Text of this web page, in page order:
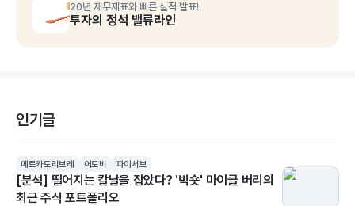
20년 재무제표와 빠른 실적 발표!
투자의 정석 밸류라인
인기글
메르카도리브레 어도비 파이서브
[분석] 떨어지는 칼날을 잡았다? '빅숏' 마이클 버리의
최근 주식 포트폴리오